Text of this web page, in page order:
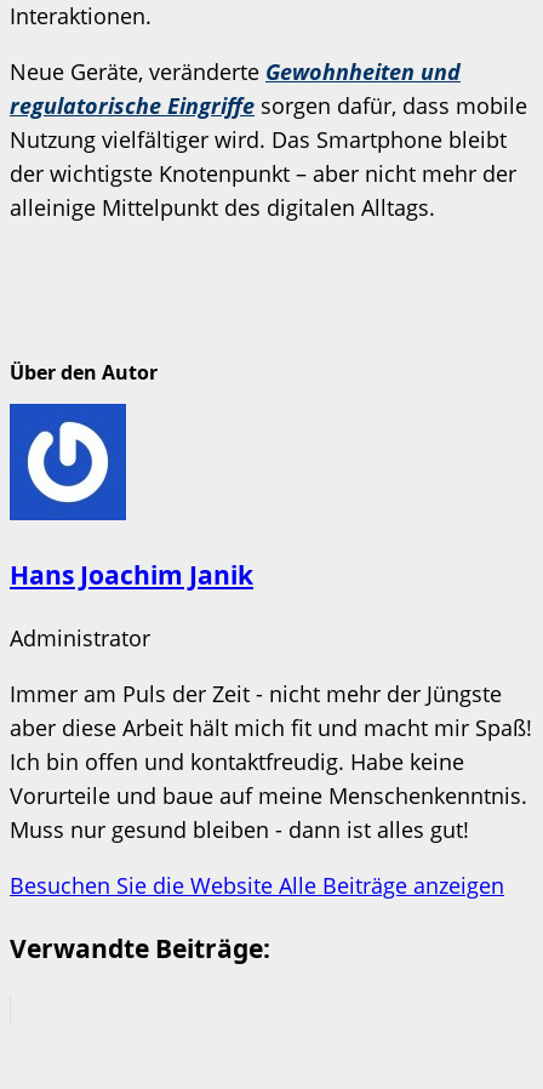
Interaktionen.
Neue Geräte, veränderte Gewohnheiten und
regulatorische Eingriffe sorgen dafür, dass mobile
Nutzung vielfältiger wird. Das Smartphone bleibt
der wichtigste Knotenpunkt – aber nicht mehr der
alleinige Mittelpunkt des digitalen Alltags.
Über den Autor
Hans Joachim Janik
Administrator
Immer am Puls der Zeit - nicht mehr der Jüngste
aber diese Arbeit hält mich fit und macht mir Spaß!
Ich bin offen und kontaktfreudig. Habe keine
Vorurteile und baue auf meine Menschenkenntnis.
Muss nur gesund bleiben - dann ist alles gut!
Besuchen Sie die Website Alle Beiträge anzeigen
Verwandte Beiträge: